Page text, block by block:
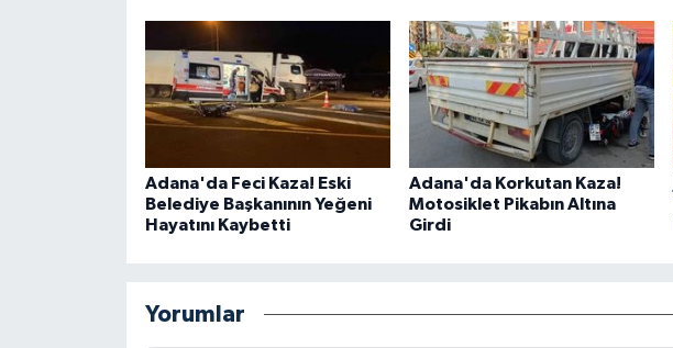
Adana'da Feci Kaza! Eski
Belediye Başkanının Yeğeni
Hayatını Kaybetti
Adana'da Korkutan Kaza!
Motosiklet Pikabın Altına
Girdi
Yorumlar